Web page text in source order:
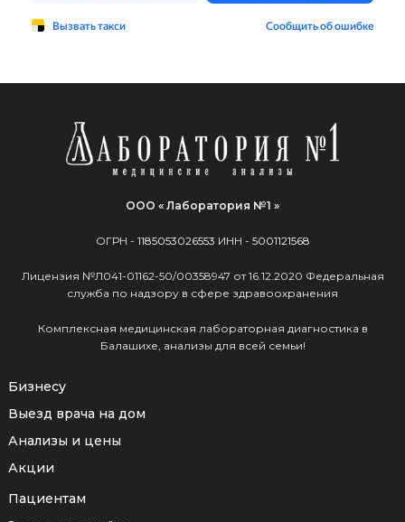
ООО « Лаборатория №1 »
ОГРН - 1185053026553 ИНН - 5001121568
Лицензия №Л041-01162-50/00358947 от 16.12.2020 Федеральная
служба по надзору в сфере здравоохранения
Комплексная медицинская лабораторная диагностика в
Балашихе, анализы для всей семьи!
Бизнесу
Выезд врача на дом
Анализы и цены
Акции
Пациентам